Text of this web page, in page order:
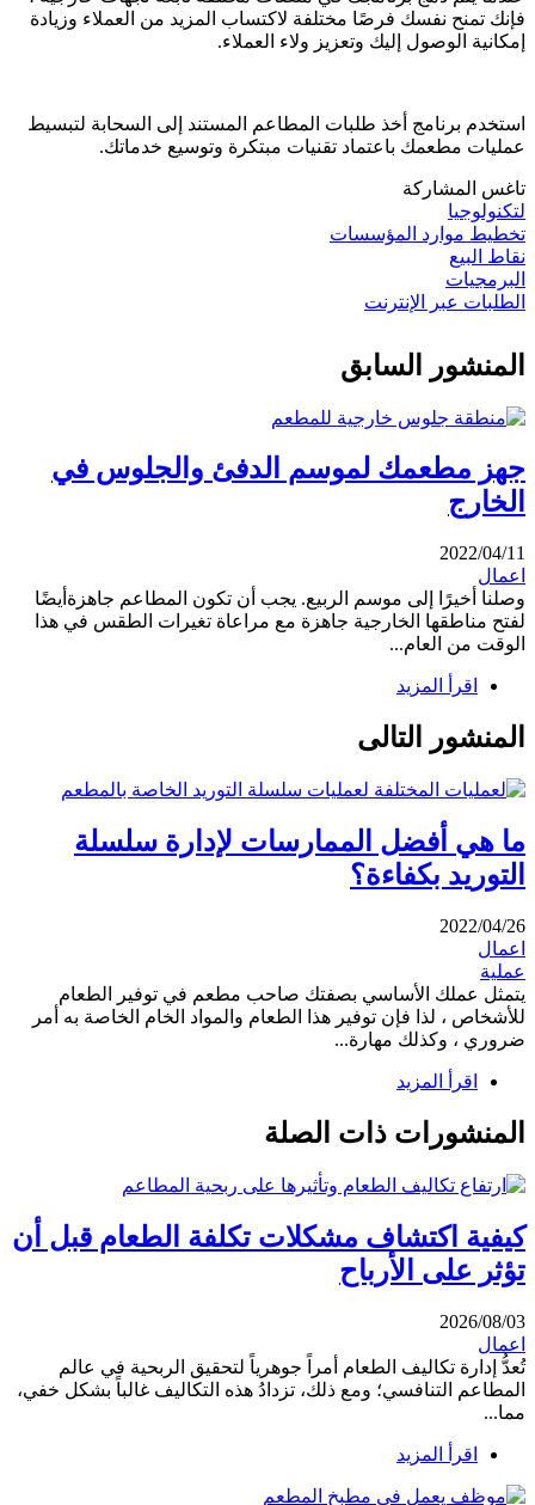
فإنك تمنح نفسك فرصًا مختلفة لاكتساب المزيد من العملاء وزيادة
إمكانية الوصول إليك وتعزيز ولاء العملاء.
استخدم برنامج أخذ طلبات المطاعم المستند إلى السحابة لتبسيط
عمليات مطعمك باعتماد تقنيات مبتكرة وتوسيع خدماتك.
تاغس المشاركة
لتكنولوجيا
تخطيط موارد المؤسسات
نقاط البيع
البرمجيات
الطلبات عبر الإنترنت
المنشور السابق
جهز مطعمك لموسم الدفئ والجلوس في
الخارج
2022/04/11
اعمال
وصلنا أخيرًا إلى موسم الربيع. يجب أن تكون المطاعم جاهزةأيضًا
لفتح مناطقها الخارجية جاهزة مع مراعاة تغيرات الطقس في هذا
الوقت من العام...
اقرأ المزيد
المنشور التالى
ما هي أفضل الممارسات لإدارة سلسلة
التوريد بكفاءة؟
2022/04/26
اعمال
عملية
يتمثل عملك الأساسي بصفتك صاحب مطعم في توفير الطعام
للأشخاص ، لذا فإن توفير هذا الطعام والمواد الخام الخاصة به أمر
ضروري ، وكذلك مهارة...
اقرأ المزيد
المنشورات ذات الصلة
كيفية اكتشاف مشكلات تكلفة الطعام قبل أن
تؤثر على الأرباح
2026/08/03
اعمال
تُعدُّ إدارة تكاليف الطعام أمراً جوهرياً لتحقيق الربحية في عالم
المطاعم التنافسي؛ ومع ذلك، تزدادُ هذه التكاليف غالباً بشكل خفي،
مما...
اقرأ المزيد